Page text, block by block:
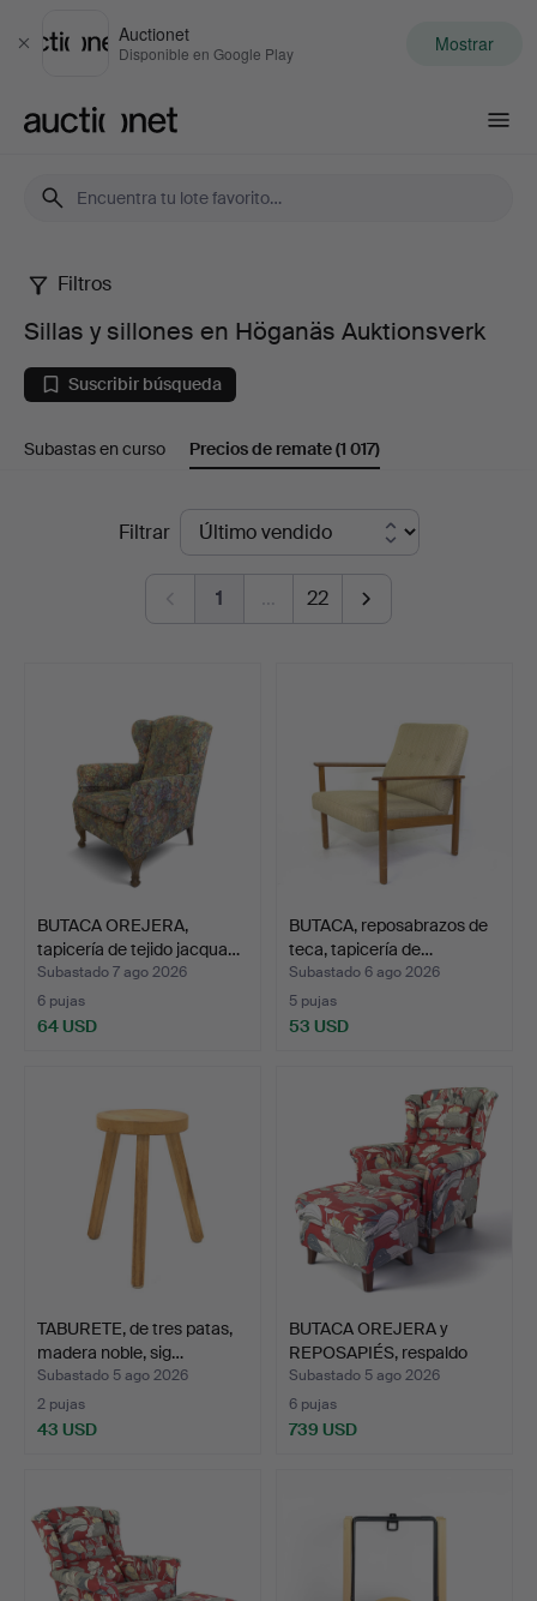
Cerrar
Auctionet
Disponible en Google Play Mostrar
Sillas
sillones
en
Höganäs
Auktionsverk
Filtros
Sillas y sillones en Höganäs Auktionsverk
Suscribir búsqueda
Subastas en curso Precios de remate(1 017)
Filtrar
1 … 22
BUTACA OREJERA,
tapicería de tejido jacqua…
Subastado 7 ago 2026
6 pujas
64 USD
BUTACA, reposabrazos de
teca, tapicería de…
Subastado 6 ago 2026
5 pujas
53 USD
TABURETE, de tres patas,
madera noble, sig…
Subastado 5 ago 2026
2 pujas
43 USD
BUTACA OREJERA y
REPOSAPIÉS, respaldo
ajus…
Subastado 5 ago 2026
6 pujas
739 USD